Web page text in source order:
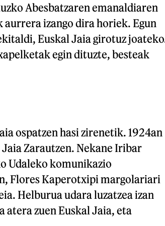
Abesbatzaren emanaldiaren
izango dira horiek. Egun
Euskal Jaia girotuz
egin dituzte, besteak
ospatzen hasi zirenetik. 1924an
Zarautzen. Nekane Iribar
Udaleko komunikazio
Flores Kaperotxipi margolariari
Helburua udara luzatzea izan
zuen Euskal Jaia, eta